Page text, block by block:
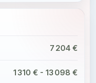
7 204 €
1 310 € - 13 098 €